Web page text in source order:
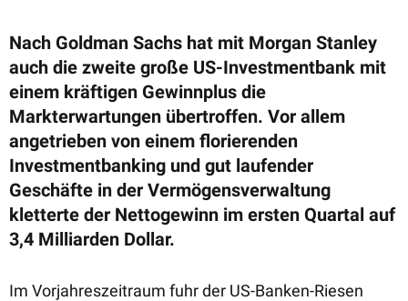
Nach Goldman Sachs hat mit Morgan Stanley
auch die zweite große US-Investmentbank mit
einem kräftigen Gewinnplus die
Markterwartungen übertroffen. Vor allem
angetrieben von einem florierenden
Investmentbanking und gut laufender
Geschäfte in der Vermögensverwaltung
kletterte der Nettogewinn im ersten Quartal auf
3,4 Milliarden Dollar.
Im Vorjahreszeitraum fuhr der US-Banken-Riesen